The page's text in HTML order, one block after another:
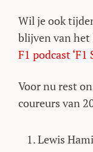
Wil je ook
blijven van het
F1 podcast
Voor nu rest
coureurs van
Lewis